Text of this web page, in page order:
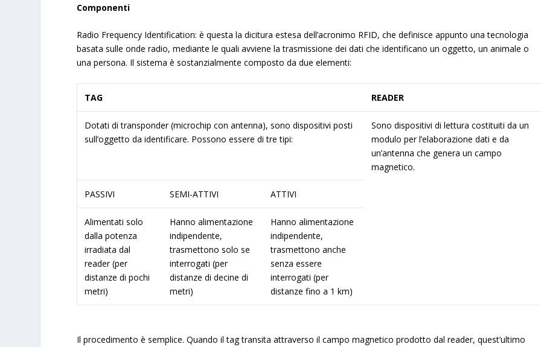
Componenti
Radio Frequency Identification: è questa la dicitura estesa dell’acronimo RFID, che definisce appunto una tecnologia
basata sulle onde radio, mediante le quali avviene la trasmissione dei dati che identificano un oggetto, un animale o
una persona. Il sistema è sostanzialmente composto da due elementi:
TAG READER
Dotati di transponder (microchip con antenna), sono dispositivi posti
sull’oggetto da identificare. Possono essere di tre tipi:
Sono dispositivi di lettura costituiti da un
modulo per l’elaborazione dati e da
un’antenna che genera un campo
magnetico.
PASSIVI SEMI-ATTIVI ATTIVI
Alimentati solo
dalla potenza
irradiata dal
reader (per
distanze di pochi
metri)
Hanno alimentazione
indipendente,
trasmettono solo se
interrogati (per
distanze di decine di
metri)
Hanno alimentazione
indipendente,
trasmettono anche
senza essere
interrogati (per
distanze fino a 1 km)
Il procedimento è semplice. Quando il tag transita attraverso il campo magnetico prodotto dal reader, quest’ultimo